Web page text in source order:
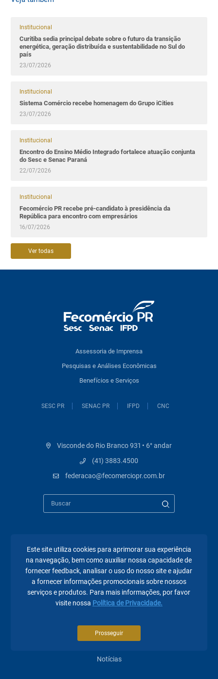
Institucional
Curitiba sedia principal debate sobre o futuro da transição
energética, geração distribuída e sustentabilidade no Sul do
país
23/07/2026
Institucional
Sistema Comércio recebe homenagem do Grupo iCities
23/07/2026
Institucional
Encontro do Ensino Médio Integrado fortalece atuação conjunta
do Sesc e Senac Paraná
22/07/2026
Institucional
Fecomércio PR recebe pré-candidato à presidência da
República para encontro com empresários
16/07/2026
Ver todas
Assessoria de Imprensa
Pesquisas e Análises Econômicas
Benefícios e Serviços
SESC PR SENAC PR IFPD CNC
Visconde do Rio Branco 931 • 6° andar
(41) 3883.4500
federacao@fecomerciopr.com.br
Páginas mais visitadas
A Fecomércio PR
Sindicatos
Institucional
Eventos
Notícias
Este site utiliza cookies para aprimorar sua experiência
na navegação, bem como auxiliar nossa capacidade de
fornecer feedback, analisar o uso do nosso site e ajudar
a fornecer informações promocionais sobre nossos
serviços e produtos. Para mais informações, por favor
visite nossa Política de Privacidade.
Prosseguir